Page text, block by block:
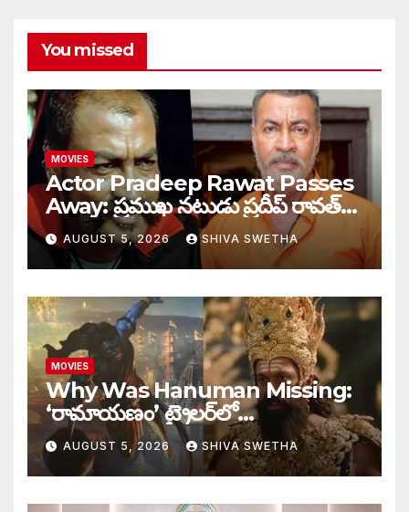
You missed
MOVIES
Actor Pradeep Rawat Passes
Away: ప్రముఖ నటుడు ప్రదీప్ రావత్
మృతి…
AUGUST 5, 2026 SHIVA SWETHA
MOVIES
Why Was Hanuman Missing:
‘రామాయణం’ ట్రైలర్‌లో
హనుమంతుడు ఎందుకు కనిపించలేదు…
AUGUST 5, 2026 SHIVA SWETHA